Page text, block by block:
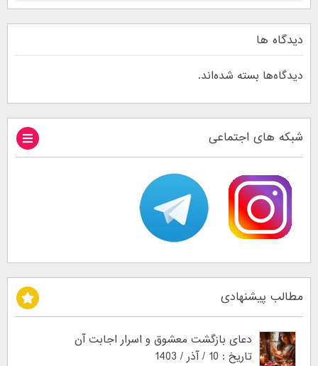
دیدگاه ها
دیدگاه‌ها بسته شده‌اند.
شبکه های اجتماعی
مطالب پیشنهادی
دعای بازگشت معشوق و اسرار اجابت آن
تاریخ : 10 / آذر / 1403